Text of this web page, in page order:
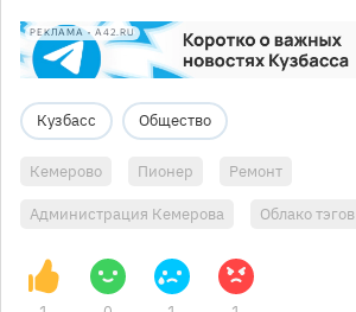
РЕКЛАМА • A42.RU
Кузбасс Общество
Кемерово Пионер Ремонт
Администрация Кемерова Облако тэгов